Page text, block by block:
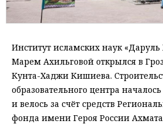
Институт исламских наук
Марем Ахильговой открылся в
Кунта-Хаджи Кишиева.
образовательного центра
и велось за счёт средств
фонда имени Героя России